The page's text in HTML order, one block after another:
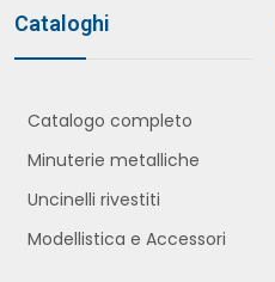
Cataloghi
Catalogo completo
Minuterie metalliche
Uncinelli rivestiti
Modellistica e Accessori